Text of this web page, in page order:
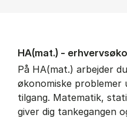
HA(mat.) -
På HA(mat.) arbejder
økonomiske problemer
tilgang. Matematik,
giver dig tankegangen